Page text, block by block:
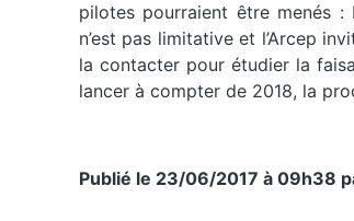
pilotes pourraient être menés :
n’est pas limitative et l’Arcep
la contacter pour étudier la
lancer à compter de 2018, la
Publié le 23/06/2017 à 09h38